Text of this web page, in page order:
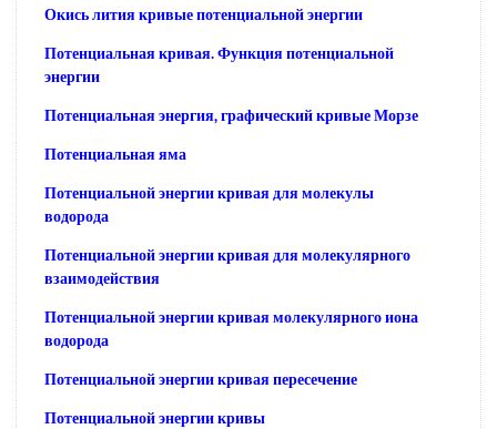
Окись лития кривые потенциальной энергии
Потенциальная кривая. Функция потенциальной
энергии
Потенциальная энергия, графический кривые Морзе
Потенциальная яма
Потенциальной энергии кривая для молекулы
водорода
Потенциальной энергии кривая для молекулярного
взаимодействия
Потенциальной энергии кривая молекулярного иона
водорода
Потенциальной энергии кривая пересечение
Потенциальной энергии кривы